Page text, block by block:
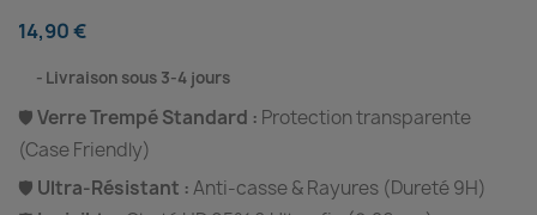
14,90 €
Livraison sous 3-4 jours
🛡️Verre Trempé Standard : Protection transparente
(Case Friendly)
🛡️ Ultra-Résistant :Anti-casse & Rayures (Dureté 9H)